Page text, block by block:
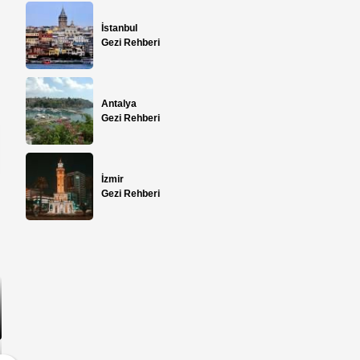
İstanbul
Gezi Rehberi
Antalya
Gezi Rehberi
İzmir
Gezi Rehberi